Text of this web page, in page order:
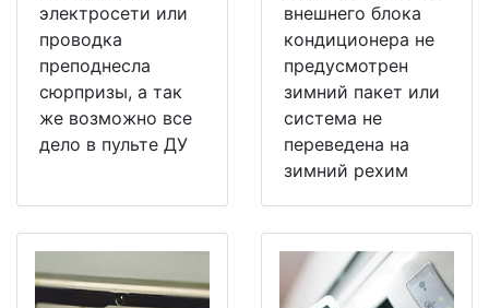
электросети или
проводка
преподнесла
сюрпризы, а так
же возможно все
дело в пульте ДУ
внешнего блока
кондиционера не
предусмотрен
зимний пакет или
система не
переведена на
зимний рехим